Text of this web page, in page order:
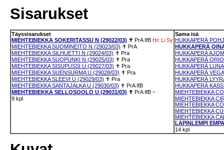
Sisarukset
Täyssisarukset
MIEHTEBIEKKA SOKERITASSU N (29022/03) ✝ PrA IfB Hc Li Sy
MIEHTEBIEKKA SUOMINEITO N (29023/03) ✝ PrA
MIEHTEBIEKKA SILHUETTI N (29024/03) ✝ Pra
MIEHTEBIEKKA SUOPUNKI N (29025/03) ✝ Pra
MIEHTEBIEKKA SISUPUSSI U (29027/03) ✝ Pra
MIEHTEBIEKKA SUENSURMA U (29028/03) ✝ Pra
MIEHTEBIEKKA SLEEVI U (29029/03) ✝ Pra
MIEHTEBIEKKA SANTAJALKA U (29030/03) ✝ PrA IfB
MIEHTEBIEKKA SELLOSOOLO U (29031/03) ✝ PrA IfB ~
9 kpl
Sama isä
HUKKAPERÄ
HUKKAPERÄ
HUKKAPERÄ
HUKKAPERÄ
HUKKAPERÄ
HUKKAPERÄ
HUKKAPERÄ
HUKKAPERÄ
MIEHTEBIEKKA
MIEHTEBIEKKA
MIEHTEBIEKKA
MIEHTEBIEKKA
MIEHTEBIEKKA
LAPINLEMPI
14 kpl